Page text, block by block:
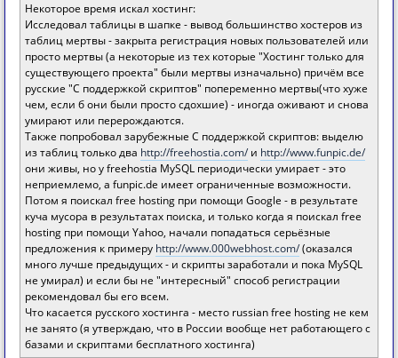
Некоторое время искал хостинг:
Исследовал таблицы в шапке - вывод большинство хостеров из
таблиц мертвы - закрыта регистрация новых пользователей или
просто мертвы (а некоторые из тех которые "Хостинг только для
существующего проекта" были мертвы изначально) причём все
русские "С поддержкой скриптов" попеременно мертвы(что хуже
чем, если б они были просто сдохшие) - иногда оживают и снова
умирают или перерождаются.
Также попробовал зарубежные С поддержкой скриптов: выделю
из таблиц только два http://freehostia.com/и http://www.funpic.de/
они живы, но у freehostia MySQL периодически умирает - это
неприемлемо, а funpic.de имеет ограниченные возможности.
Потом я поискал free hosting при помощи Google - в результате
куча мусора в результатах поиска, и только когда я поискал free
hosting при помощи Yahoo, начали попадаться серьёзные
предложения к примеру http://www.000webhost.com/(оказался
много лучше предыдущих - и скрипты заработали и пока MySQL
не умирал) и если бы не "интересный" способ регистрации
рекомендовал бы его всем.
Что касается русского хостинга - место russian free hosting не кем
не занято (я утверждаю, что в России вообще нет работающего с
базами и скриптами бесплатного хостинга)